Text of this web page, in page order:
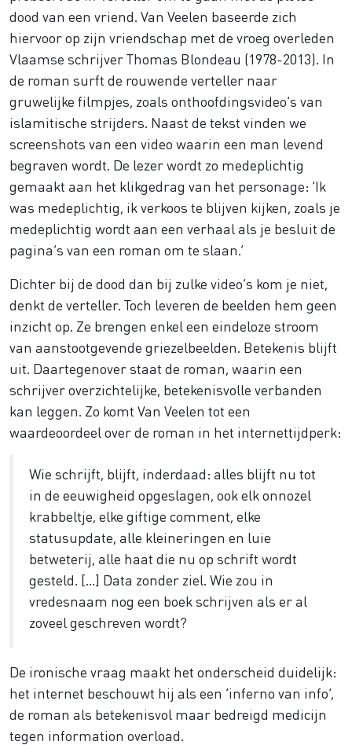
dood van een vriend. Van Veelen baseerde zich
hiervoor op zijn vriendschap met de vroeg overleden
Vlaamse schrijver Thomas Blondeau (1978-2013). In
de roman surft de rouwende verteller naar
gruwelijke filmpjes, zoals onthoofdingsvideo’s van
islamitische strijders. Naast de tekst vinden we
screenshots van een video waarin een man levend
begraven wordt. De lezer wordt zo medeplichtig
gemaakt aan het klikgedrag van het personage: ‘Ik
was medeplichtig, ik verkoos te blijven kijken, zoals je
medeplichtig wordt aan een verhaal als je besluit de
pagina’s van een roman om te slaan.’
Dichter bij de dood dan bij zulke video’s kom je niet,
denkt de verteller. Toch leveren de beelden hem geen
inzicht op. Ze brengen enkel een eindeloze stroom
van aanstootgevende griezelbeelden. Betekenis blijft
uit. Daartegenover staat de roman, waarin een
schrijver overzichtelijke, betekenisvolle verbanden
kan leggen. Zo komt Van Veelen tot een
waardeoordeel over de roman in het internettijdperk:
Wie schrijft, blijft, inderdaad: alles blijft nu tot
in de eeuwigheid opgeslagen, ook elk onnozel
krabbeltje, elke giftige comment, elke
statusupdate, alle kleineringen en luie
betweterij, alle haat die nu op schrift wordt
gesteld. […] Data zonder ziel. Wie zou in
vredesnaam nog een boek schrijven als er al
zoveel geschreven wordt?
De ironische vraag maakt het onderscheid duidelijk:
het internet beschouwt hij als een ‘inferno van info’,
de roman als betekenisvol maar bedreigd medicijn
tegen information overload.